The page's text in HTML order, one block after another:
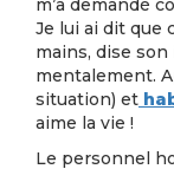
m’a demandé
Je lui ai dit que
mains, dise
mentalement.
situation) et
aime la vie !
Le personnel